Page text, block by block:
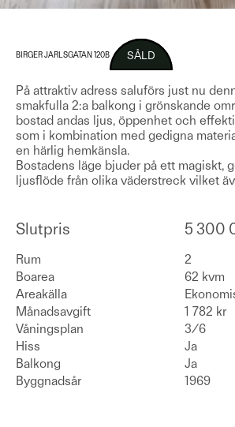
BIRGER JARLSGATAN 120B SÅLD
På attraktiv adress saluförs just nu
smakfulla 2:a balkong i grönskande
bostad andas ljus, öppenhet och
som i kombination med gedigna
en härlig hemkänsla.
Bostadens läge bjuder på ett magiskt,
ljusflöde från olika väderstreck vilket
Slutpris 5 300
Rum
2
Boarea
62 kvm
Areakälla
Månadsavgift
1 782 kr
Våningsplan
3/6
Hiss
Ja
Balkong
Ja
Byggnadsår
1969